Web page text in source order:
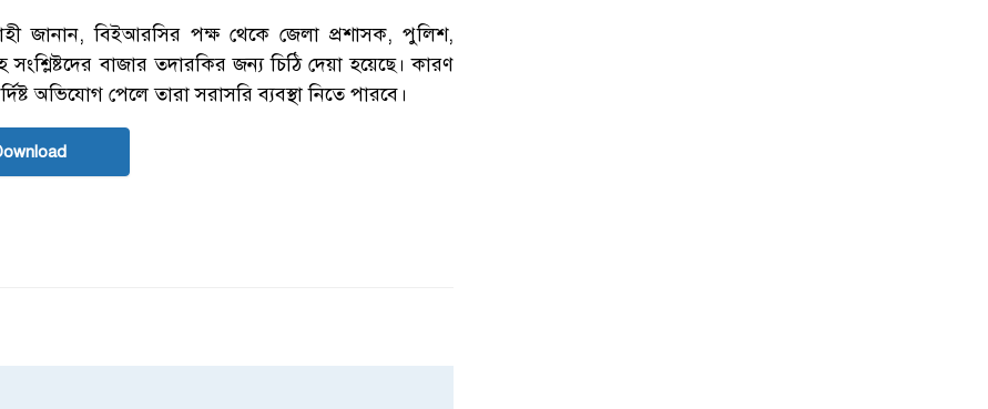
জানান, বিইআরসির পক্ষ থেকে জেলা প্রশাসক, পুলিশ,
বাজার তদারকির জন্য চিঠি দেয়া হয়েছে। কারণ
অভিযোগ পেলে তারা সরাসরি ব্যবস্থা নিতে পারবে।